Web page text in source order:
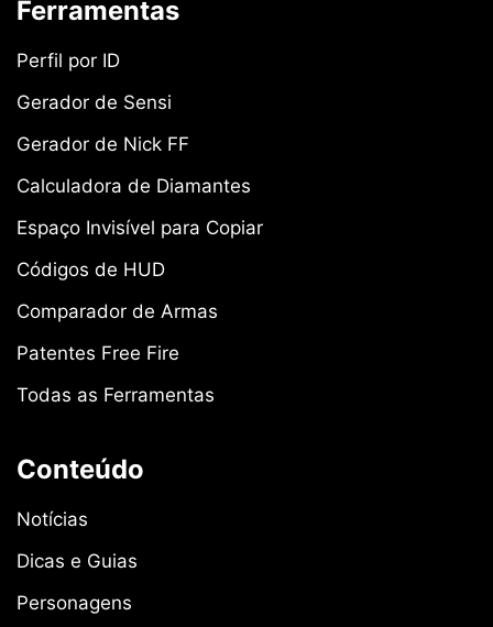
Ferramentas
Perfil por ID
Gerador de Sensi
Gerador de Nick FF
Calculadora de Diamantes
Espaço Invisível para Copiar
Códigos de HUD
Comparador de Armas
Patentes Free Fire
Todas as Ferramentas
Conteúdo
Notícias
Dicas e Guias
Personagens